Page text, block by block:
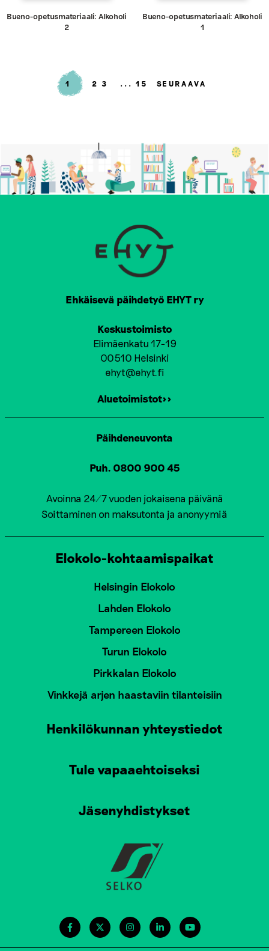
Bueno-opetusmateriaali: Alkoholi
2
Bueno-opetusmateriaali: Alkoholi
1
1 2 3 15 SEURAAVA
Ehkäisevä päihdetyö EHYT ry
Keskustoimisto
Elimäenkatu 17-19
00510 Helsinki
ehyt@ehyt.fi
Aluetoimistot>>
Päihdeneuvonta
Puh. 0800 900 45
Avoinna 24/7 vuoden jokaisena päivänä
Soittaminen on maksutonta ja anonyymiä
Elokolo-kohtaamispaikat
Helsingin Elokolo
Lahden Elokolo
Tampereen Elokolo
Turun Elokolo
Pirkkalan Elokolo
Vinkkejä arjen haastaviin tilanteisiin
Henkilökunnan yhteystiedot
Tule vapaaehtoiseksi
Jäsenyhdistykset